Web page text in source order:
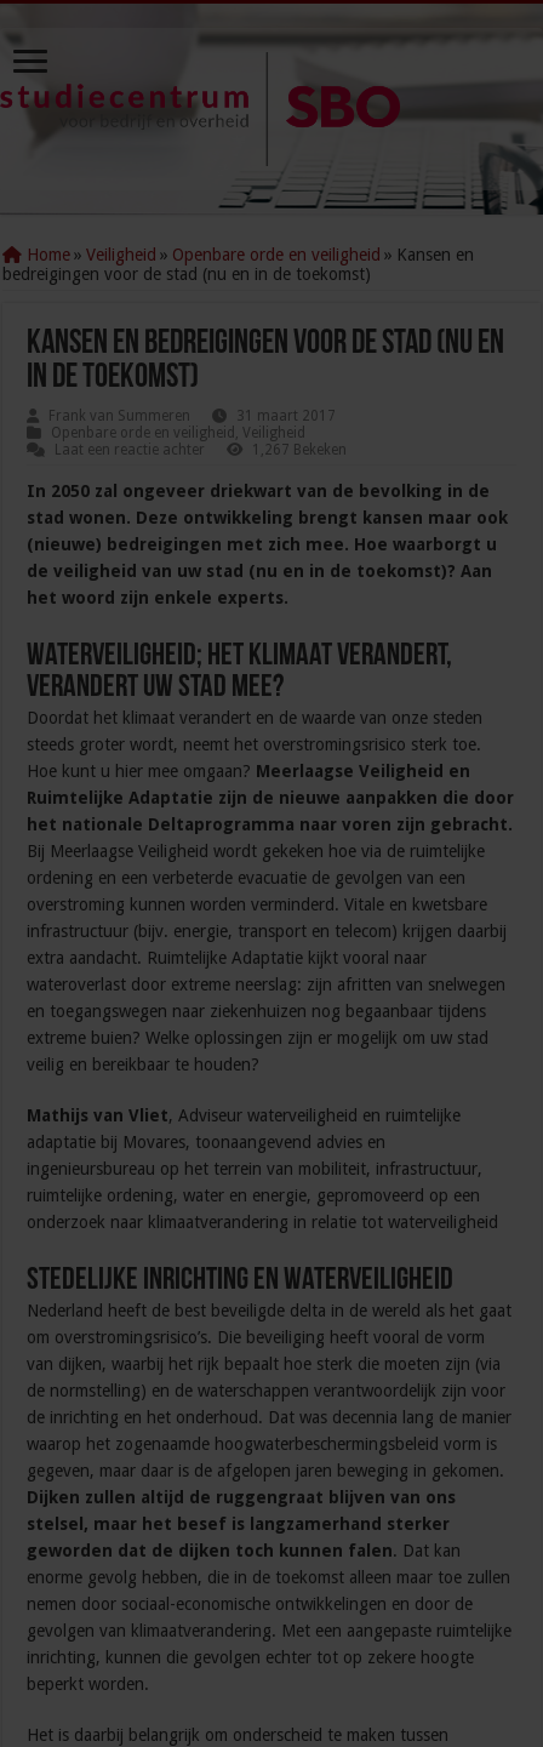
Home » Veiligheid » Openbare orde en veiligheid » Kansen en
bedreigingen voor de stad (nu en in de toekomst)
Kansen en bedreigingen voor de stad (nu en
in de toekomst)
Frank van Summeren
31 maart 2017
Openbare orde en veiligheid ,Veiligheid
Laat een reactie achter
1,267 Bekeken
In 2050 zal ongeveer driekwart van de bevolking in de
stad wonen. Deze ontwikkeling brengt kansen maar ook
(nieuwe) bedreigingen met zich mee. Hoe waarborgt u
de veiligheid van uw stad (nu en in de toekomst)? Aan
het woord zijn enkele experts.
Waterveiligheid; Het klimaat verandert,
verandert uw stad mee?
Doordat het klimaat verandert en de waarde van onze steden
steeds groter wordt, neemt het overstromingsrisico sterk toe.
Hoe kunt u hier mee omgaan? Meerlaagse Veiligheid en
Ruimtelijke Adaptatie zijn de nieuwe aanpakken die door
het nationale Deltaprogramma naar voren zijn gebracht.
Bij Meerlaagse Veiligheid wordt gekeken hoe via de ruimtelijke
ordening en een verbeterde evacuatie de gevolgen van een
overstroming kunnen worden verminderd. Vitale en kwetsbare
infrastructuur (bijv. energie, transport en telecom) krijgen daarbij
extra aandacht. Ruimtelijke Adaptatie kijkt vooral naar
wateroverlast door extreme neerslag: zijn afritten van snelwegen
en toegangswegen naar ziekenhuizen nog begaanbaar tijdens
extreme buien? Welke oplossingen zijn er mogelijk om uw stad
veilig en bereikbaar te houden?
Mathijs van Vliet, Adviseur waterveiligheid en ruimtelijke
adaptatie bij Movares, toonaangevend advies en
ingenieursbureau op het terrein van mobiliteit, infrastructuur,
ruimtelijke ordening, water en energie, gepromoveerd op een
onderzoek naar klimaatverandering in relatie tot waterveiligheid
Stedelijke inrichting en waterveiligheid
Nederland heeft de best beveiligde delta in de wereld als het gaat
om overstromingsrisico’s. Die beveiliging heeft vooral de vorm
van dijken, waarbij het rijk bepaalt hoe sterk die moeten zijn (via
de normstelling) en de waterschappen verantwoordelijk zijn voor
de inrichting en het onderhoud. Dat was decennia lang de manier
waarop het zogenaamde hoogwaterbeschermingsbeleid vorm is
gegeven, maar daar is de afgelopen jaren beweging in gekomen.
Dijken zullen altijd de ruggengraat blijven van ons
stelsel, maar het besef is langzamerhand sterker
geworden dat de dijken toch kunnen falen. Dat kan
enorme gevolg hebben, die in de toekomst alleen maar toe zullen
nemen door sociaal-economische ontwikkelingen en door de
gevolgen van klimaatverandering. Met een aangepaste ruimtelijke
inrichting, kunnen die gevolgen echter tot op zekere hoogte
beperkt worden.
Het is daarbij belangrijk om onderscheid te maken tussen